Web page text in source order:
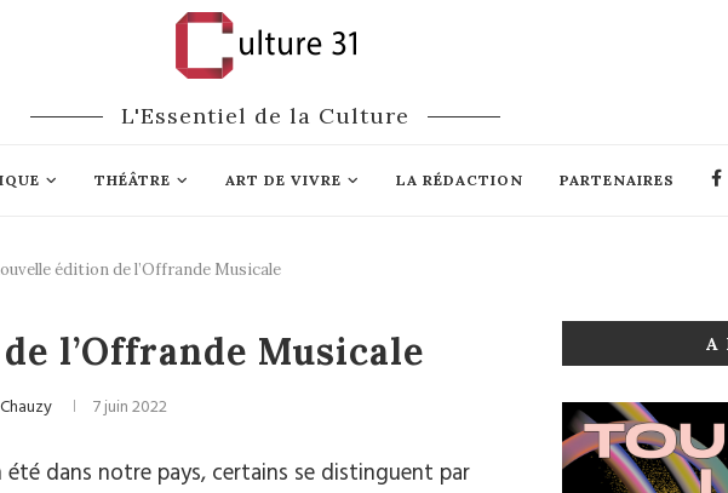
L'Essentiel de la Culture
THÉÂTRE ART DE VIVRE LA RÉDACTION PARTENAIRES
édition de l’Offrande Musicale
l’Offrande Musicale
7 juin 2022
dans notre pays, certains se distinguent par
A